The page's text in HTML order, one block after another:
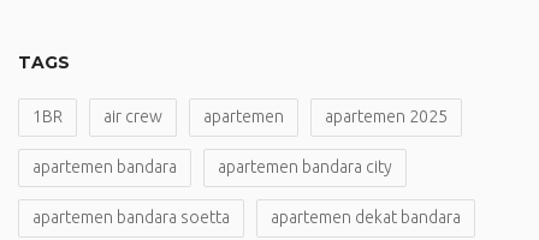
TAGS
1BR air crew apartemen apartemen 2025
apartemen bandara apartemen bandara city
apartemen bandara soetta apartemen dekat bandara